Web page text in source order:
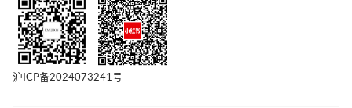
沪ICP备2024073241号